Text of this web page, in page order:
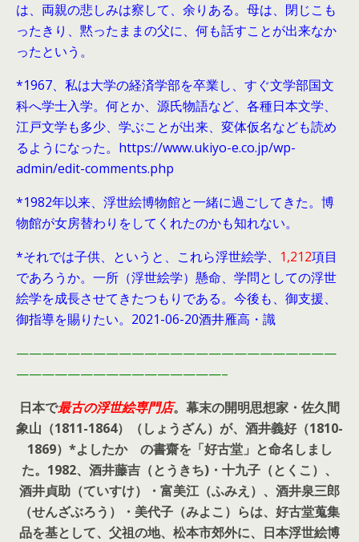
は、両親の悲しみは察して、余りある。母は、閉じこも
ったきり、黙ったままの父に、何も話すことが出来なか
ったという。
*1967、私は大学の経済学部を卒業し、すぐ文学部国文
科へ学士入学。何とか、源氏物語など、各種日本文学、
江戸文学も多少、学ぶことが出来、変体仮名なども読め
るようになった。https://www.ukiyo-e.co.jp/wp-
admin/edit-comments.php
*1982年以来、浮世絵博物館と一緒に過ごしてきた。博
物館が女房替わりをしてくれたのかも知れない。
*それでは子供、というと、これら浮世絵学、 1,212項目
であろうか。一所（浮世絵学）懸命、学問としての浮世
絵学を成長させてきたつもりである。今後も、御支援、
御指導を賜りたい。2021-06-20酒井雁高・識
—————————————————————————
————————————————–
日本で最古の浮世絵専門店。幕末の開明思想家・ 佐久間
象山（1811-1864）（しょうざん）が、酒井義好（1810-
1869）*よしたか の書齋を「好古堂」と命名しまし
た。 1982、酒井藤吉（とうきち)・十九子（とくこ）、
酒井貞助（ていすけ）・富美江（ふみえ）、酒井泉三郎
（せんざぶろう）・美代子（みよこ）らは、好古堂蒐集
品を基として、父祖の地、松本市郊外に、日本浮世絵博